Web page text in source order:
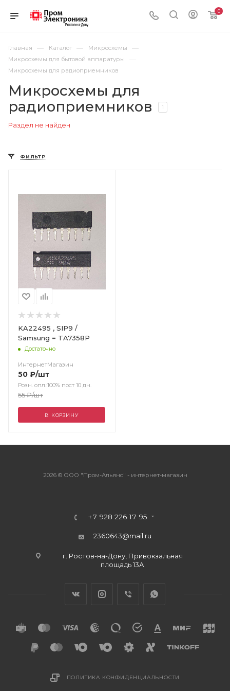
0
Главная — Каталог — Микросхемы —
Микросхемы для бытовой аппаратуры —
Микросхемы для радиоприемников
Микросхемы для
радиоприемников
1
Раздел не найден
ФИЛЬТР
KA22495 , SIP9 /
Samsung = TA7358P
Достаточно
ИнтернетМагазин
50 ₽/шт
Розн. опл.:100% пост 10 дн.
55₽/шт
В КОРЗИНУ
2026 © ООО "Пром-Альянс" - интернет-магазин
+7 928 226 17 95
2360643@mail.ru
г. Ростов-на-Дону, Привокзальная
площадь 13А
ПОЛИТИКА КОНФИДЕНЦИАЛЬНОСТИ